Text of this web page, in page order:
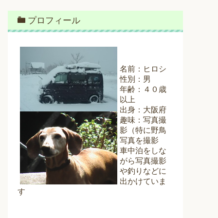
プロフィール
名前：ヒロシ
性別：男
年齢：４０歳
以上
出身：大阪府
趣味：写真撮
影（特に野鳥
写真を撮影
車中泊をしな
がら写真撮影
や釣りなどに
出かけていま
す